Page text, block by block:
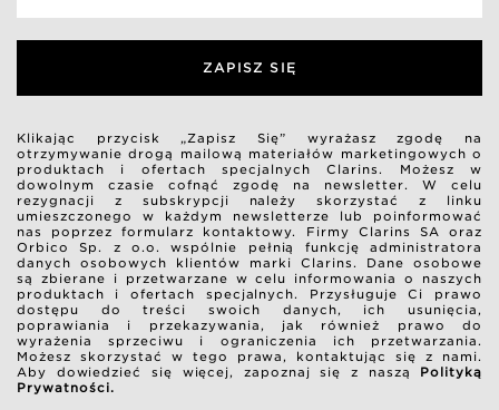
ZAPISZ SIĘ
Klikając przycisk „Zapisz Się” wyrażasz zgodę na
otrzymywanie drogą mailową materiałów marketingowych o
produktach i ofertach specjalnych Clarins. Możesz w
dowolnym czasie cofnąć zgodę na newsletter. W celu
rezygnacji z subskrypcji należy skorzystać z linku
umieszczonego w każdym newsletterze lub poinformować
nas poprzez formularz kontaktowy. Firmy Clarins SA oraz
Orbico Sp. z o.o. wspólnie pełnią funkcję administratora
danych osobowych klientów marki Clarins. Dane osobowe
są zbierane i przetwarzane w celu informowania o naszych
produktach i ofertach specjalnych. Przysługuje Ci prawo
dostępu do treści swoich danych, ich usunięcia,
poprawiania i przekazywania, jak również prawo do
wyrażenia sprzeciwu i ograniczenia ich przetwarzania.
Możesz skorzystać w tego prawa, kontaktując się z nami.
Aby dowiedzieć się więcej, zapoznaj się z naszą Polityką
Prywatności.